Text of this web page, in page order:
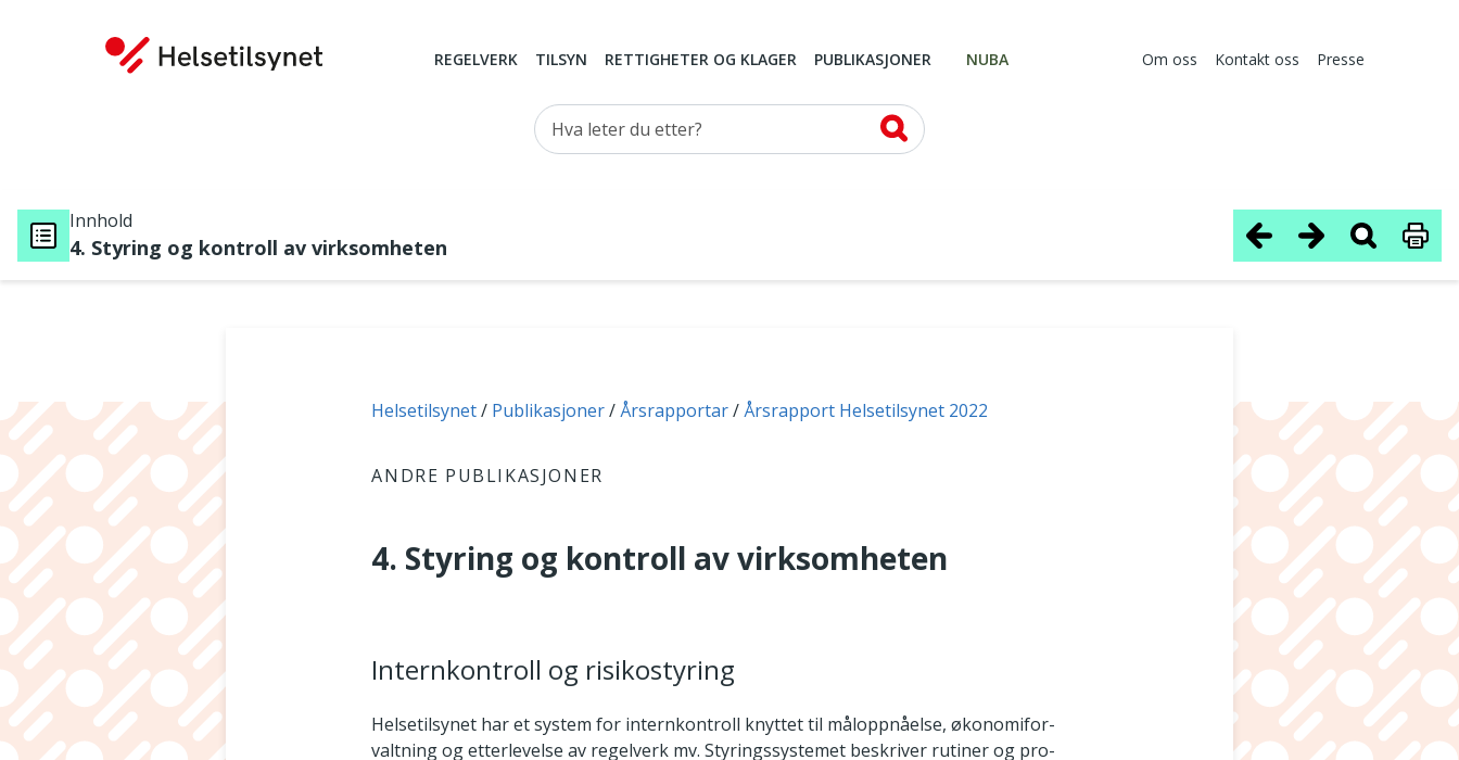
REGELVERK TILSYN RETTIGHETER OG KLAGER PUBLIKASJONER NUBA Om oss Kontakt oss Presse
Hva leter du etter?
Innhold
4. Styring og kontroll av virksomheten
Du er her:
Helsetilsynet Publikasjoner Årsrapportar Årsrapport Helsetilsynet 2022
ANDRE PUBLIKASJONER
4. Styring og kontroll av virksomheten
Internkontroll og risikostyring
Helsetilsynet har et system for internkontroll knyttet til måloppnåelse, økonomifor­
valtning og etterlevelse av regelverk mv. Styringssystemet beskriver rutiner og pro­